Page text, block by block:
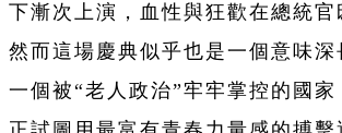
下漸次上演，血性與狂歡在總統官
然而這場慶典似乎也是一個意味深
一個被“老人政治”牢牢掌控的國